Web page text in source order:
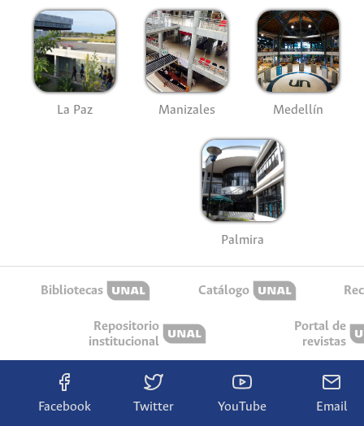
La Paz Manizales Medellín
Palmira
Bibliotecas Catálogo
Repositorio
institucional
Portal de
revistas
Facebook Twitter YouTube Email